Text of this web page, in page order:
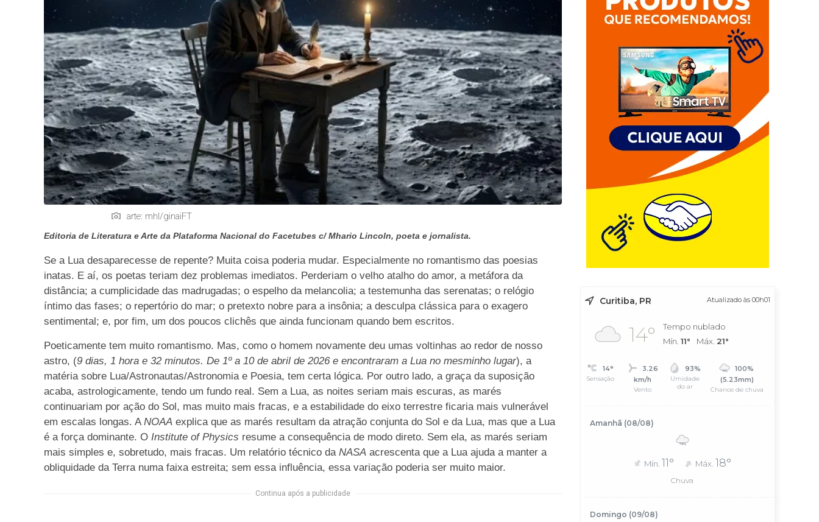
arte: mhl/ginaiFT
Editoria de Literatura e Arte da Plataforma Nacional do Facetubes c/ Mhario Lincoln, poeta e jornalista.
Se a Lua desaparecesse de repente? Muita coisa poderia mudar. Especialmente no romantismo das poesias
inatas. E aí, os poetas teriam dez problemas imediatos. Perderiam o velho atalho do amor, a metáfora da
distância; a cumplicidade das madrugadas; o espelho da melancolia; a testemunha das serenatas; o relógio
íntimo das fases; o repertório do mar; o pretexto nobre para a insônia; a desculpa clássica para o exagero
sentimental; e, por fim, um dos poucos clichês que ainda funcionam quando bem escritos.
Poeticamente tem muito romantismo. Mas, como o homem novamente deu umas voltinhas ao redor de nosso
astro, (9 dias, 1 hora e 32 minutos. De 1º a 10 de abril de 2026 e encontraram a Lua no mesminho lugar), a
matéria sobre Lua/Astronautas/Astronomia e Poesia, tem certa lógica. Por outro lado, a graça da suposição
acaba, astrologicamente, tendo um fundo real. Sem a Lua, as noites seriam mais escuras, as marés
continuariam por ação do Sol, mas muito mais fracas, e a estabilidade do eixo terrestre ficaria mais vulnerável
em escalas longas. A NOAA explica que as marés resultam da atração conjunta do Sol e da Lua, mas que a Lua
é a força dominante. O Institute of Physics resume a consequência de modo direto. Sem ela, as marés seriam
mais simples e, sobretudo, mais fracas. Um relatório técnico da NASA acrescenta que a Lua ajuda a manter a
obliquidade da Terra numa faixa estreita; sem essa influência, essa variação poderia ser muito maior.
Continua após a publicidade
Curitiba, PR Atualizado às 00h01
14°
Tempo nublado
Mín. 11° Máx. 21°
14°
Sensação
3.26
km/h
Vento
93%
Umidade
do ar
100%
(5.23mm)
Chance de chuva
Amanhã (08/08)
Mín. 11° Máx. 18°
Chuva
Domingo (09/08)